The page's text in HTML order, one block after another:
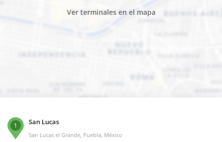
Ver terminales en el mapa
1 San Lucas
San Lucas el Grande, Puebla, México